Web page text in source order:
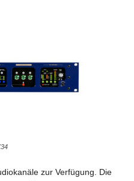
zur Verfügung. Die